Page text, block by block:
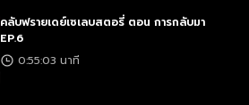
คลับฟรายเดย์เซเลบสตอรี่ ตอน การกลับมา
EP.6
0:55:03 นาที